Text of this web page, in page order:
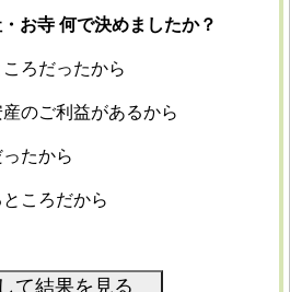
お寺 何で決めましたか？
ろだったから
のご利益があるから
たから
ころだから